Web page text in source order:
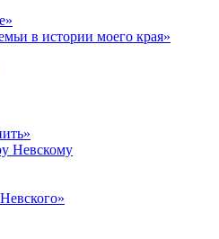
в истории моего края»
Невскому